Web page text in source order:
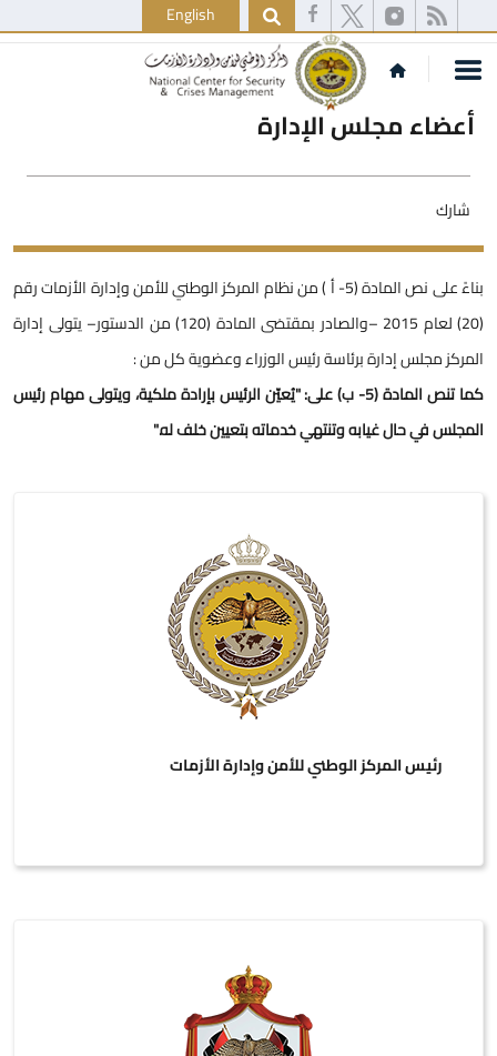
English
أعضاء مجلس الإدارة
شارك
بناءً على نص المادة (5- أ ) من نظام المركز الوطني للأمن وإدارة الأزمات رقم
(20) لعام 2015 –والصادر بمقتضى المادة (120) من الدستور– يتولى إدارة
المركز مجلس إدارة برئاسة رئيس الوزراء وعضوية كل من :
كما تنص المادة (5- ب) على: "يُعيّن الرئيس بإرادة ملكية، ويتولى مهام رئيس
المجلس في حال غيابه وتنتهي خدماته بتعيين خلف له."
رئيس المركز الوطني للأمن وإدارة الأزمات